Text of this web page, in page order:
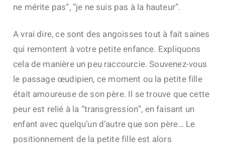
ne mérite pas”, “je ne suis pas à la hauteur”.
A vrai dire, ce sont des angoisses tout à fait saines
qui remontent à votre petite enfance. Expliquons
cela de manière un peu raccourcie. Souvenez-vous
le passage œudipien, ce moment ou la petite fille
était amoureuse de son père. Il se trouve que cette
peur est relié à la “transgression”, en faisant un
enfant avec quelqu’un d’autre que son père… Le
positionnement de la petite fille est alors